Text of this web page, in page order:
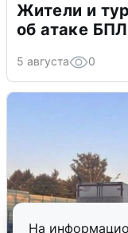
На
Жители и
об атаке
5 августа 0